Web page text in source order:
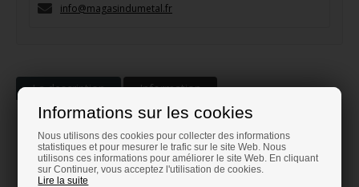
Informations sur les cookies
Nous utilisons des cookies pour collecter des informations
statistiques et pour mesurer le trafic sur le site Web. Nous
utilisons ces informations pour améliorer le site Web. En cliquant
sur Continuer, vous acceptez l'utilisation de cookies.
Lire la suite
info@magasindumetal.fr
La description Information
Miroir rond polie inoxydable
Plaque ronde en acier inoxydable brillante effet miroir AISI
304